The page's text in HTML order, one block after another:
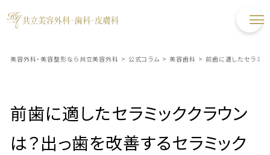
美容外科・美容整形なら共立美容外科 > 公式コラム > 美容歯科 > 前歯に適したセラミ
前歯に適したセラミッククラウン
は？出っ歯を改善するセラミック